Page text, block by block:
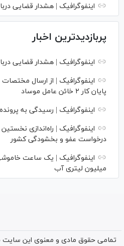
اینفوگرافیک | هشدار قضایی
پربازدیدترین اخبار
اینفوگرافیک | هشدار قضایی
اینفوگرافیک | از ارسال
پایان کار ۲ خائن عامل موساد
اینفوگرافیک | رسیدگی به
اینفوگرافیک | راه‌اندازی
درخواست عفو و بخشودگی کشور
میلیون لیتری آب
تمامی حقوق مادی و معنوی این سایت